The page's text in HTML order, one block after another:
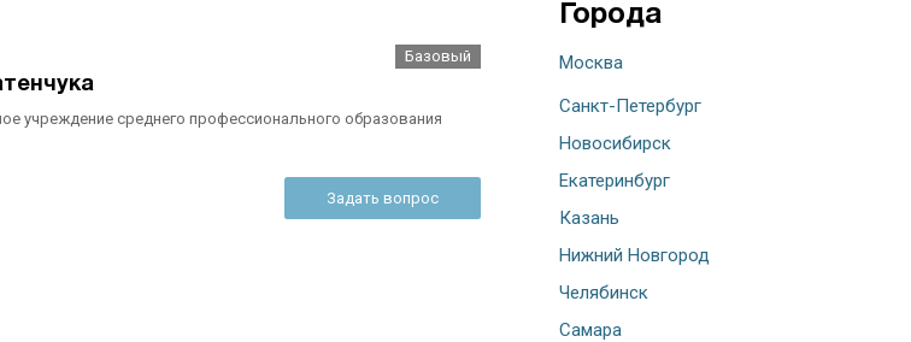
Базовый
учреждение среднего профессионального образования
Задать вопрос
Города
Москва
Санкт-Петербург
Новосибирск
Екатеринбург
Казань
Нижний Новгород
Челябинск
Самара